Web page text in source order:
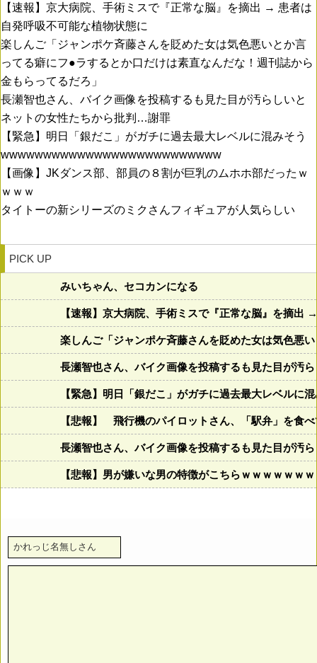
【速報】京大病院、手術ミスで『正常な脳』を摘出 → 患者は
自発呼吸不可能な植物状態に
楽しんご「ジャンポケ斉藤さんを貶めた女は気色悪いとか言
ってる癖にフ●ラするとか口だけは素直なんだな！週刊誌から
金もらってるだろ」
長瀬智也さん、バイク画像を投稿するも見た目が汚らしいと
ネットの女性たちから批判…謝罪
【緊急】明日「銀だこ」がガチに過去最大レベルに混みそう
wwwwwwwwwwwwwwwwwwwwwwwwww
【画像】JKダンス部、部員の８割が巨乳のムホホ部だったｗ
ｗｗｗ
タイトーの新シリーズのミクさんフィギュアが人気らしい
PICK UP
みいちゃん、セコカンになる
【速報】京大病院、手術ミスで『正常な脳』を摘出
楽しんご「ジャンポケ斉藤さんを貶めた女は気色悪
長瀬智也さん、バイク画像を投稿するも見た目が汚
【緊急】明日「銀だこ」がガチに過去最大レベル
【悲報】 飛行機のパイロットさん、「駅弁」を食
長瀬智也さん、バイク画像を投稿するも見た目が汚
【悲報】男が嫌いな男の特徴がこちらｗｗｗｗｗｗ